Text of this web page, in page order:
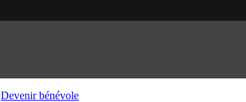
Devenir bénévole